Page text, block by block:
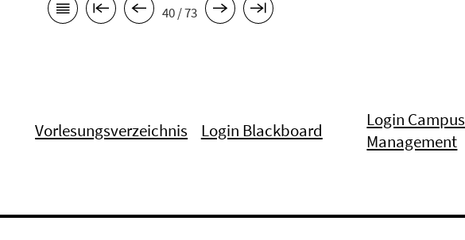
40 / 73
Vorlesungsverzeichnis Login Blackboard
Login Campus
Management